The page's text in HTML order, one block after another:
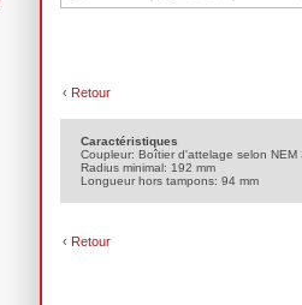
‹ Retour
Caractéristiques
Coupleur: Boîtier d'attelage selon
Radius minimal: 192 mm
Longueur hors tampons: 94 mm
‹ Retour